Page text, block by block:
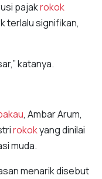
pajakrokok
terlalu signifikan,
katanya.
, Ambar Arum,
rokokyang dinilai
muda.
menarik disebut